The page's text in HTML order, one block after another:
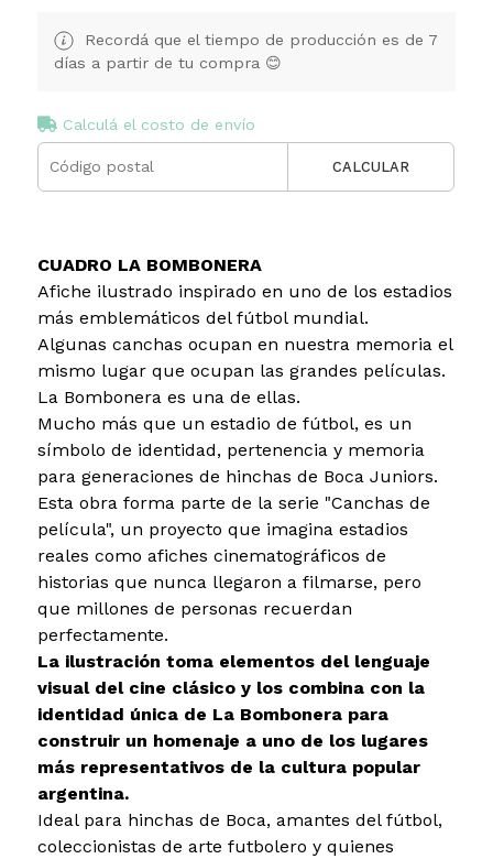
Recordá que el tiempo de producción es de 7
días a partir de tu compra 😊
Calculá el costo de envío
CALCULAR
CUADRO LA BOMBONERA
Afiche ilustrado inspirado en uno de los estadios
más emblemáticos del fútbol mundial.
Algunas canchas ocupan en nuestra memoria el
mismo lugar que ocupan las grandes películas.
La Bombonera es una de ellas.
Mucho más que un estadio de fútbol, es un
símbolo de identidad, pertenencia y memoria
para generaciones de hinchas de Boca Juniors.
Esta obra forma parte de la serie "Canchas de
película", un proyecto que imagina estadios
reales como afiches cinematográficos de
historias que nunca llegaron a filmarse, pero
que millones de personas recuerdan
perfectamente.
La ilustración toma elementos del lenguaje
visual del cine clásico y los combina con la
identidad única de La Bombonera para
construir un homenaje a uno de los lugares
más representativos de la cultura popular
argentina.
Ideal para hinchas de Boca, amantes del fútbol,
coleccionistas de arte futbolero y quienes